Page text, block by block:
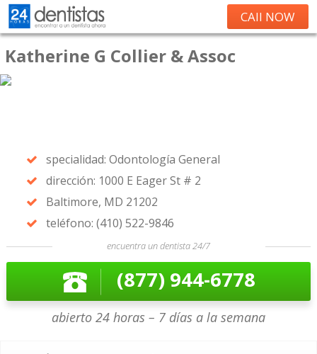
CAll NOW
Katherine G Collier & Assoc
specialidad: Odontología General
dirección: 1000 E Eager St # 2
Baltimore, MD 21202
teléfono: (410) 522-9846
encuentra un dentista 24/7
(877) 944-6778
abierto 24 horas – 7 días a la semana